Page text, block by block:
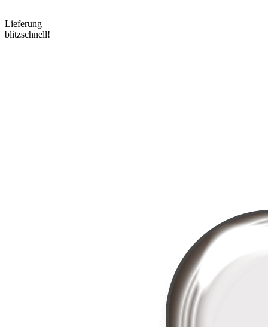
Lieferung
blitzschnell!